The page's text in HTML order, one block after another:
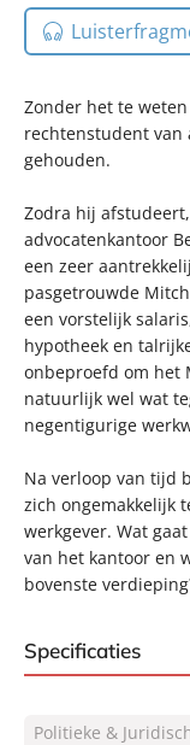
Zonder het te
rechtenstudent van
gehouden.
Zodra hij
advocatenkantoor
een zeer
pasgetrouwde
een vorstelijk
hypotheek en
onbeproefd om het
natuurlijk wel wat
negentigurige
Na verloop van tijd
zich ongemakkelijk
werkgever. Wat
van het kantoor en
bovenste
Specificaties
Politieke &